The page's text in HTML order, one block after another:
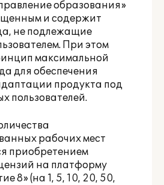
образования»
и содержит
не подлежащие
При этом
максимальной
для обеспечения
продукта под
пользователей.
рабочих мест
приобретением
на платформу
8» (на 1, 5, 10, 20, 50,